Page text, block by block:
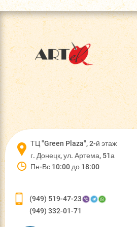
Феникс
ТЦ "Green Plaza", 2-й этаж
г. Донецк, ул. Артема, 51а
Пн-Вс 10:00 до 18:00
(949) 519-47-23
(949) 332-01-71